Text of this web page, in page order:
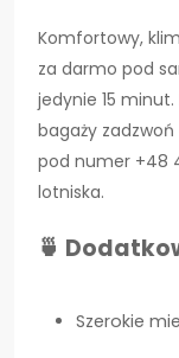
Komfortowy,
za darmo pod
jedynie 15
bagaży
pod numer +48
lotniska.
🍵
Szerokie